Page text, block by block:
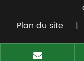
Plan du site
|